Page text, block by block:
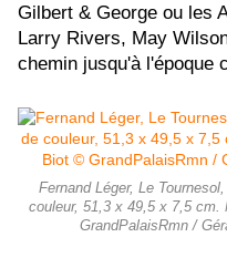
Gilbert & George ou les
Larry Rivers, May
chemin jusqu'à l'époque
Fernand Léger, Le
couleur, 51,3 x 49,5 x 7,5 cm.
GrandPalaisRmn /